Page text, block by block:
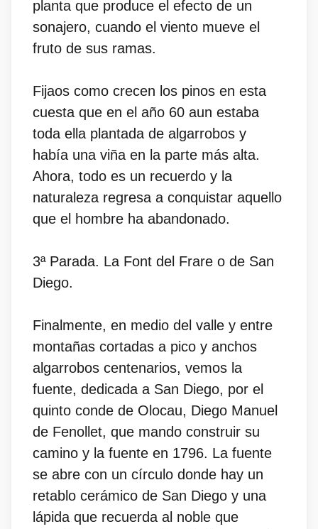
planta que produce el efecto de un
sonajero, cuando el viento mueve el
fruto de sus ramas.
Fijaos como crecen los pinos en esta
cuesta que en el año 60 aun estaba
toda ella plantada de algarrobos y
había una viña en la parte más alta.
Ahora, todo es un recuerdo y la
naturaleza regresa a conquistar aquello
que el hombre ha abandonado.
3ª Parada. La Font del Frare o de San
Diego.
Finalmente, en medio del valle y entre
montañas cortadas a pico y anchos
algarrobos centenarios, vemos la
fuente, dedicada a San Diego, por el
quinto conde de Olocau, Diego Manuel
de Fenollet, que mando construir su
camino y la fuente en 1796. La fuente
se abre con un círculo donde hay un
retablo cerámico de San Diego y una
lápida que recuerda al noble que